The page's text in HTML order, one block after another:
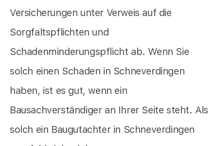
Versicherungen unter Verweis auf die
Sorgfaltspflichten und
Schadenminderungspflicht ab. Wenn Sie
solch einen Schaden in Schneverdingen
haben, ist es gut, wenn ein
Bausachverständiger an Ihrer Seite steht. Als
solch ein Baugutachter in Schneverdingen